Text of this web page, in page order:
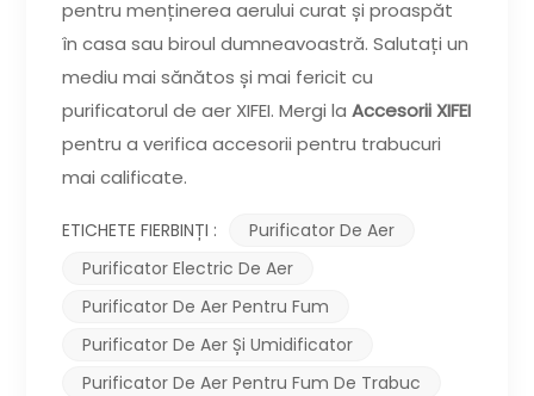
pentru menținerea aerului curat și proaspăt
în casa sau biroul dumneavoastră. Salutați un
mediu mai sănătos și mai fericit cu
purificatorul de aer XIFEI. Mergi laAccesorii XIFEI
pentru a verifica accesorii pentru trabucuri
mai calificate.
ETICHETE FIERBINȚI :
Purificator De Aer
Purificator Electric De Aer
Purificator De Aer Pentru Fum
Purificator De Aer Și Umidificator
Purificator De Aer Pentru Fum De Trabuc